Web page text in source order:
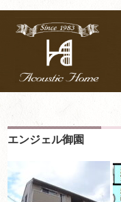
エンジェル御園